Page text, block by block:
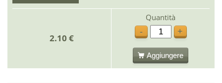
2.10 €
Quantità
-
+
Aggiungere